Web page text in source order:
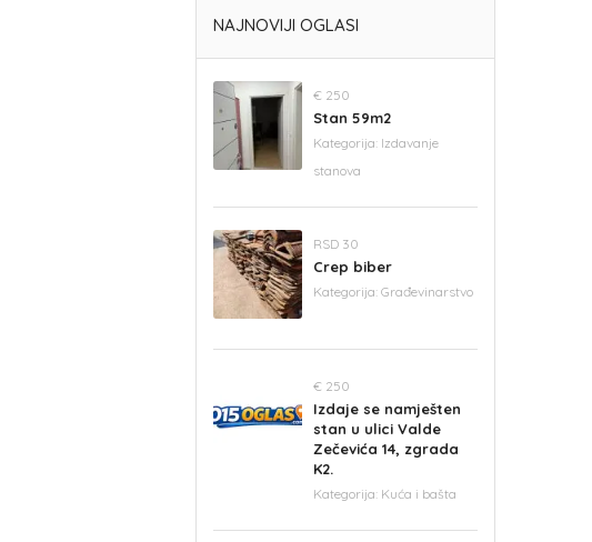
NAJNOVIJI OGLASI
€ 250
Stan 59m2
Kategorija: Izdavanje
stanova
RSD 30
Crep biber
Kategorija: Građevinarstvo
€ 250
Izdaje se namješten
stan u ulici Valde
Zečevića 14, zgrada
K2.
Kategorija: Kuća i bašta